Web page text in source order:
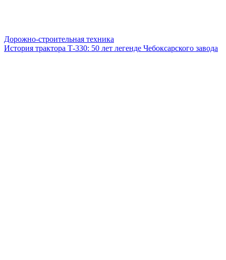
Дорожно-строительная техника
История трактора Т-330: 50 лет легенде Чебоксарского завода